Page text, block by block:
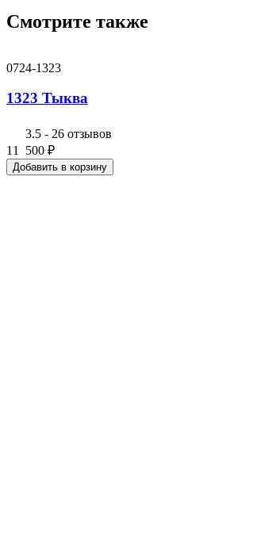
Смотрите также
0724-1323
1323 Тыква
3.5 - 26 отзывов
11 500 ₽
Добавить в корзину